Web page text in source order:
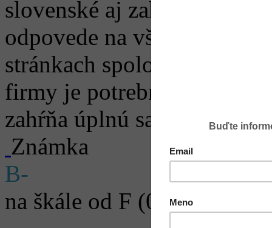
slovenské aj zahraničné
odpovede na všetky
stránkach spoločností. Pre
firmy je potrebné zobraziť
zahŕňa úplnú sadu otázok.
Známka
B-
na škále od F (0 - 9 %) po